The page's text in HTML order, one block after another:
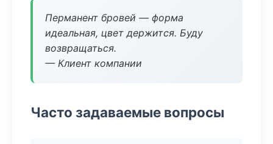
Перманент бровей — форма
идеальная, цвет держится. Буду
возвращаться.
— Клиент компании
Часто задаваемые вопросы